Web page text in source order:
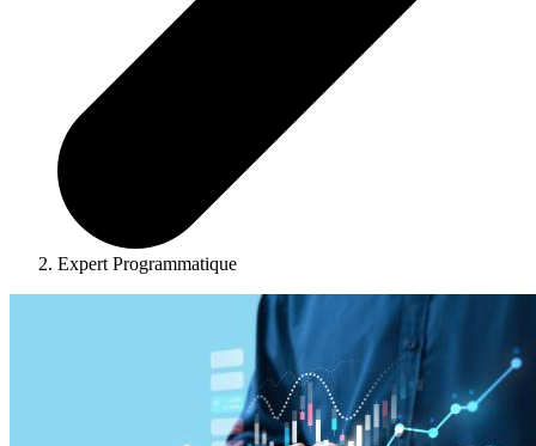
Expert Programmatique